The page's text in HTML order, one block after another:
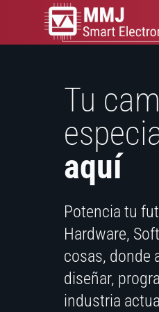
Tu
aquí
Potencia tu
Hardware,
cosas, donde
diseñar,
industria